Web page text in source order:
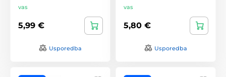
vas
5,99 €
Usporedba
vas
5,80 €
Usporedba